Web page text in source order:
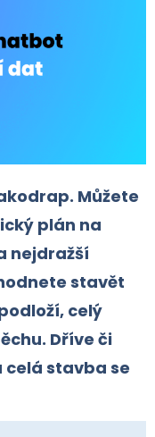
Můžete
plán na
nejdražší
stavět
celý
Dříve či
celá stavba se